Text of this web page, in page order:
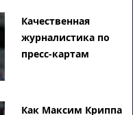
Качественная
журналистика по
пресс-картам
Как Максим Криппа